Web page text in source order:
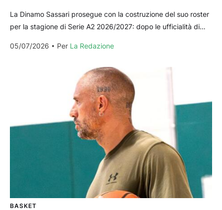
La Dinamo Sassari prosegue con la costruzione del suo roster
per la stagione di Serie A2 2026/2027: dopo le ufficialità di
05/07/2026
Per La Redazione
BASKET